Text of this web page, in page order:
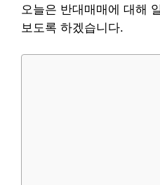
오늘은 반대매매에 대해
보도록 하겠습니다.